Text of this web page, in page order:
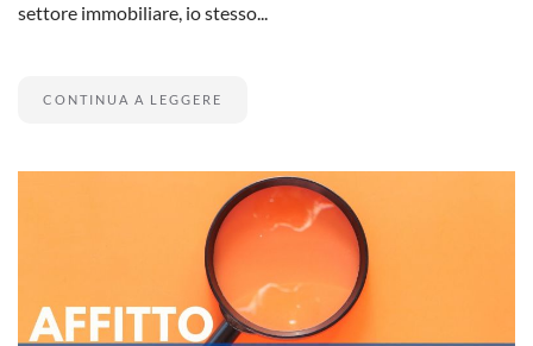
settore immobiliare, io stesso...
CONTINUA A LEGGERE